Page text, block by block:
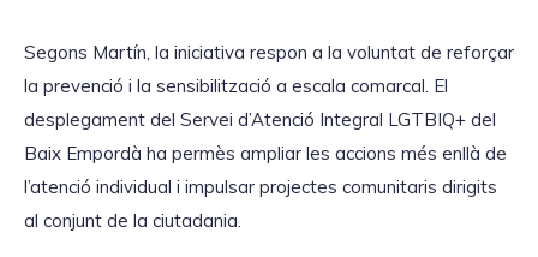
Segons Martín, la iniciativa respon a la voluntat de reforçar
la prevenció i la sensibilització a escala comarcal. El
desplegament del Servei d’Atenció Integral LGTBIQ+ del
Baix Empordà ha permès ampliar les accions més enllà de
l’atenció individual i impulsar projectes comunitaris dirigits
al conjunt de la ciutadania.